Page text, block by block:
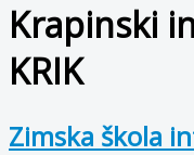
Krapinski
KRIK
Zimska škola